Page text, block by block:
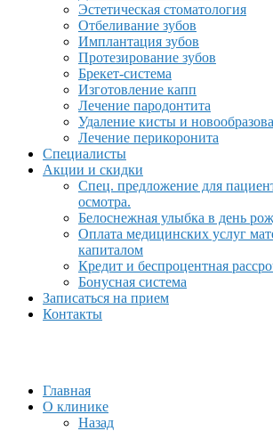
Эстетическая стоматология
Отбеливание зубов
Имплантация зубов
Протезирование зубов
Брекет-система
Изготовление капп
Лечение пародонтита
Удаление кисты и
Лечение перикоронита
Специалисты
Акции и скидки
Спец. предложение для
осмотра.
Белоснежная улыбка в день
Оплата медицинских услуг
капиталом
Кредит и беспроцентная
Бонусная система
Записаться на прием
Контакты
Главная
О клинике
Назад